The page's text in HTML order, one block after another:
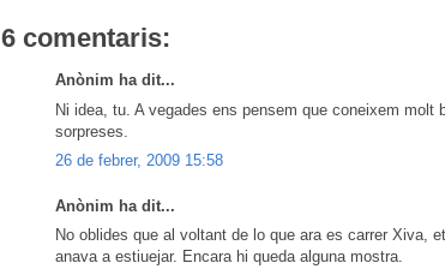
6 comentaris:
Anònim ha dit...
Ni idea, tu. A vegades ens pensem que coneixem molt
sorpreses.
26 de febrer, 2009 15:58
Anònim ha dit...
No oblides que al voltant de lo que ara es carrer Xiva,
anava a estiuejar. Encara hi queda alguna mostra.